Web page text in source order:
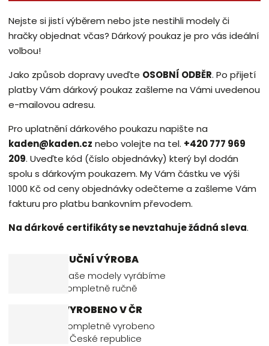
Nejste si jistí výběrem nebo jste nestihli modely či
hračky objednat včas? Dárkový poukaz je pro vás ideální
volbou!
Jako způsob dopravy uveďte OSOBNÍ ODBĚR. Po přijetí
platby Vám dárkový poukaz zašleme na Vámi uvedenou
e-mailovou adresu.
Pro uplatnění dárkového poukazu napište na
kaden@kaden.cz nebo volejte na tel. +420 777 969
209. Uveďte kód (číslo objednávky) který byl dodán
spolu s dárkovým poukazem. My Vám částku ve výši
1000 Kč od ceny objednávky odečteme a zašleme Vám
fakturu pro platbu bankovním převodem.
Na dárkové certifikáty se nevztahuje žádná sleva.
RUČNÍ VÝROBA
Naše modely vyrábíme
kompletně ručně
VYROBENO V ČR
Kompletně vyrobeno
v České republice